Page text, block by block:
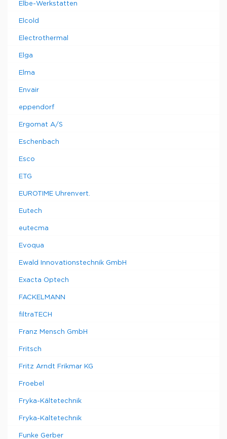
Elbe-Werkstatten
Elcold
Electrothermal
Elga
Elma
Envair
eppendorf
Ergomat A/S
Eschenbach
Esco
ETG
EUROTIME Uhrenvert.
Eutech
eutecma
Evoqua
Ewald Innovationstechnik GmbH
Exacta Optech
FACKELMANN
filtraTECH
Franz Mensch GmbH
Fritsch
Fritz Arndt Frikmar KG
Froebel
Fryka-Kältetechnik
Fryka-Kaltetechnik
Funke Gerber